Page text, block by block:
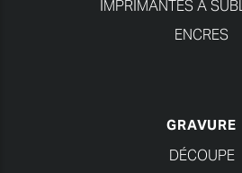
IMPRIMANTES À
ENCRES
GRAVURE
DÉCOUPE